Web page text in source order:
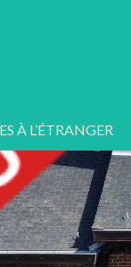
À L’ÉTRANGER